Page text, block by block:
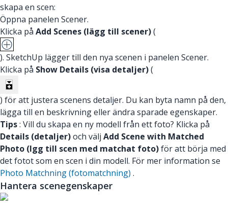
skapa en scen:
Öppna panelen Scener.
Klicka på Add Scenes (lägg till scener)(
). SketchUp lägger till den nya scenen i panelen Scener.
Klicka på Show Details (visa detaljer)(
) för att justera scenens detaljer. Du kan byta namn på den,
lägga till en beskrivning eller ändra sparade egenskaper.
Tips: Vill du skapa en ny modell från ett foto? Klicka på
Details (detaljer)och välj Add Scene with Matched
Photo (lgg till scen med matchat foto)för att börja med
det fotot som en scen i din modell. För mer information se
Photo Matchning (fotomatchning) .
Hantera scenegenskaper